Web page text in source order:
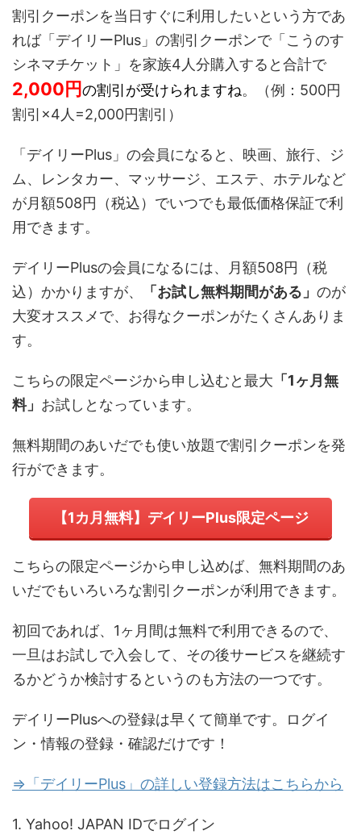
割引クーポンを当日すぐに利用したいという方であ
れば「デイリーPlus」の割引クーポンで「こうのす
シネマチケット」を家族4人分購入すると合計で
2,000円の割引が受けられますね。（例：500円
割引×4人=2,000円割引）
「デイリーPlus」の会員になると、映画、旅行、ジ
ム、レンタカー、マッサージ、エステ、ホテルなど
が月額508円 （税込） でいつでも最低価格保証で利
用できます。
デイリーPlusの会員になるには、
月額508円（税
込） かかりますが、 「お試し無料期間がある」 のが
大変オススメで、お得なクーポンがたくさんありま
す。
こちらの限定ページから申し込むと最大 「1ヶ月無
料」 お試しとなっています。
無料期間のあいだでも使い放題で割引クーポンを発
行ができます。
【1カ月無料】デイリーPlus限定ページ
こちらの限定ページから申し込めば、無料期間のあ
いだでもいろいろな割引クーポンが利用できます。
初回であれば、1ヶ月間は無料で利用できるので、
一旦はお試しで入会して、その後サービスを継続す
るかどうか検討するというのも方法の一つです。
デイリーPlusへの登録は早くて簡単です。ログイ
ン・情報の登録・確認だけです！
⇒「デイリーPlus」の詳しい登録方法はこちらから
1. Yahoo! JAPAN IDでログイン